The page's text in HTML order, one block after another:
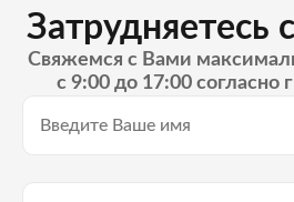
Затрудняетесь
Свяжемся с Вами
с 9:00 до 17:00 согласно